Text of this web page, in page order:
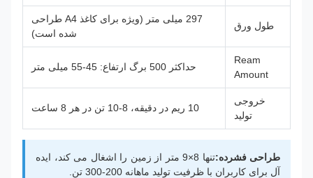
طول ورق
297 میلی متر (ویژه برای کاغذ A4 طراحی
شده است)
Ream
Amount
حداکثر 500 برگ ارتفاع: 45-55 میلی متر
خروجی
طراحی فشرده:
تنها 8×9 متر از زمین را اشغال می کند، ایده
آل برای کاربران با ظرفیت تولید ماهانه 200-300 تن.